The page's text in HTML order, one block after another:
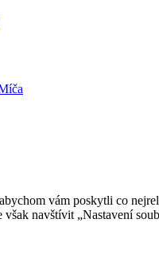
vám poskytli co
navštívit „Nastavení